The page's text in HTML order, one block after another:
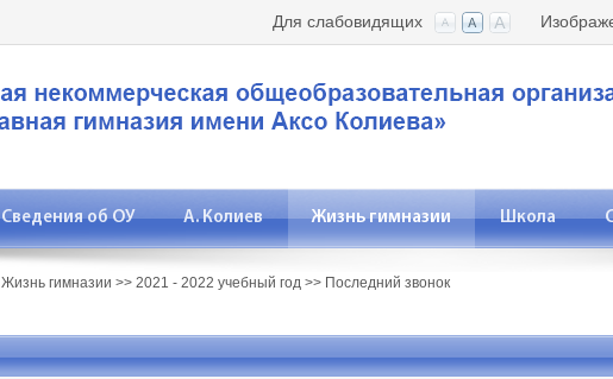
Для слабовидящих
Сведения об ОУ А. Колиев Жизнь гимназии Школа
Жизнь гимназии >> 2021 - 2022 учебный год >> Последний звонок